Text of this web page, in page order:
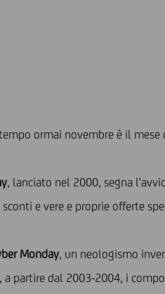
ormai novembre è il
, lanciato nel 2000, segna
e vere e proprie offerte
Monday, un neologismo
a partire dal 2003-2004, i